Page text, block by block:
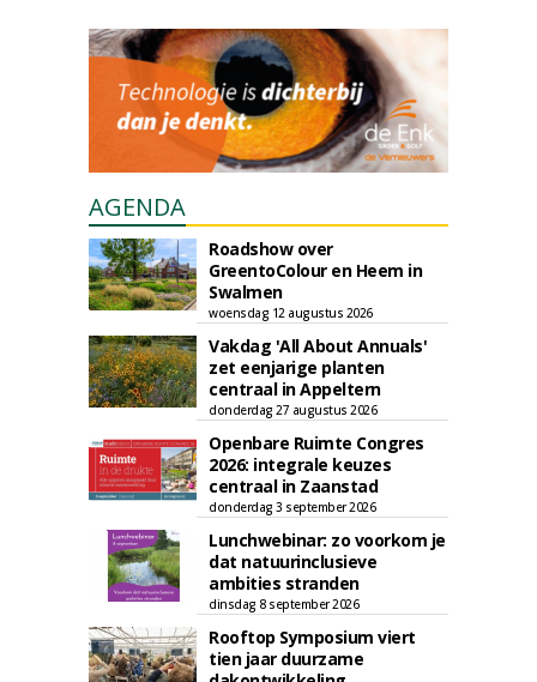
AGENDA
Roadshow over
GreentoColour en Heem in
Swalmen
woensdag 12 augustus 2026
Vakdag 'All About Annuals'
zet eenjarige planten
centraal in Appeltern
donderdag 27 augustus 2026
Openbare Ruimte Congres
2026: integrale keuzes
centraal in Zaanstad
donderdag 3 september 2026
Lunchwebinar: zo voorkom je
dat natuurinclusieve
ambities stranden
dinsdag 8 september 2026
Rooftop Symposium viert
tien jaar duurzame